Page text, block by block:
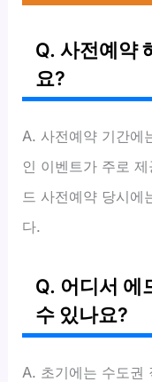
Q. 사전예약
요?
A. 사전예약 기간에
인 이벤트가 주로
드 사전예약 당시에
다.
Q. 어디서 에
수 있나요?
A. 초기에는 수도권